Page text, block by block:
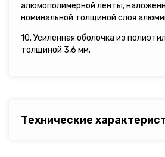
алюмополимерной ленты,
номинальной толщиной слоя
10. Усиленная оболочка из
толщиной 3,6 мм.
Технические